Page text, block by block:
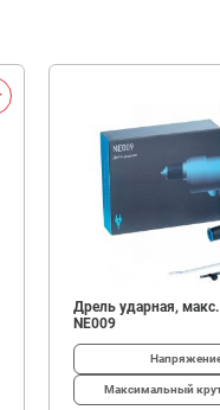
Дрель ударная,
NE009
Максимальный